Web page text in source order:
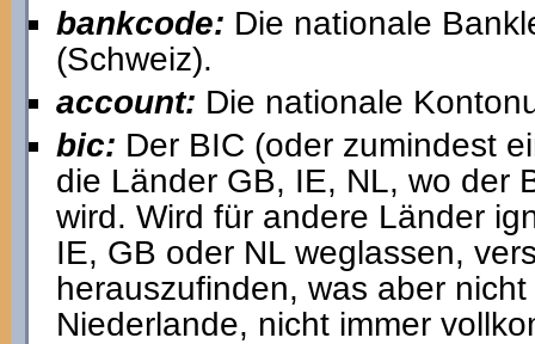
bankcode: Die nationale
(Schweiz).
account: Die nationale
bic: Der BIC (oder zumindest
die Länder GB, IE, NL, wo der
wird. Wird für andere Länder
IE, GB oder NL weglassen,
herauszufinden, was aber
Niederlande, nicht immer